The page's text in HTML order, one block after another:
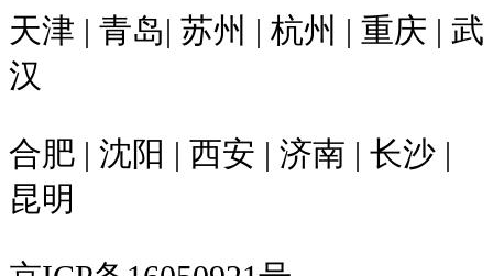
天津 | 青岛| 苏州 | 杭州 | 重庆 | 武
汉
合肥 | 沈阳 | 西安 | 济南 | 长沙 |
昆明